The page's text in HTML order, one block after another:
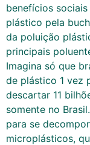
benefícios
plástico pela
da poluição
principais
Imagina só que
de plástico 1 vez
descartar 11
somente no
para se
microplásticos,